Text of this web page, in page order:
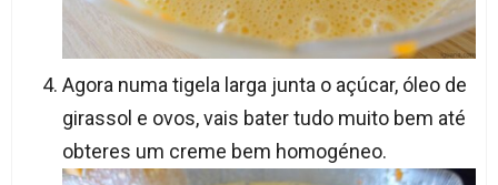
Agora numa tigela larga junta o açúcar, óleo de
girassol e ovos, vais bater tudo muito bem até
obteres um creme bem homogéneo.